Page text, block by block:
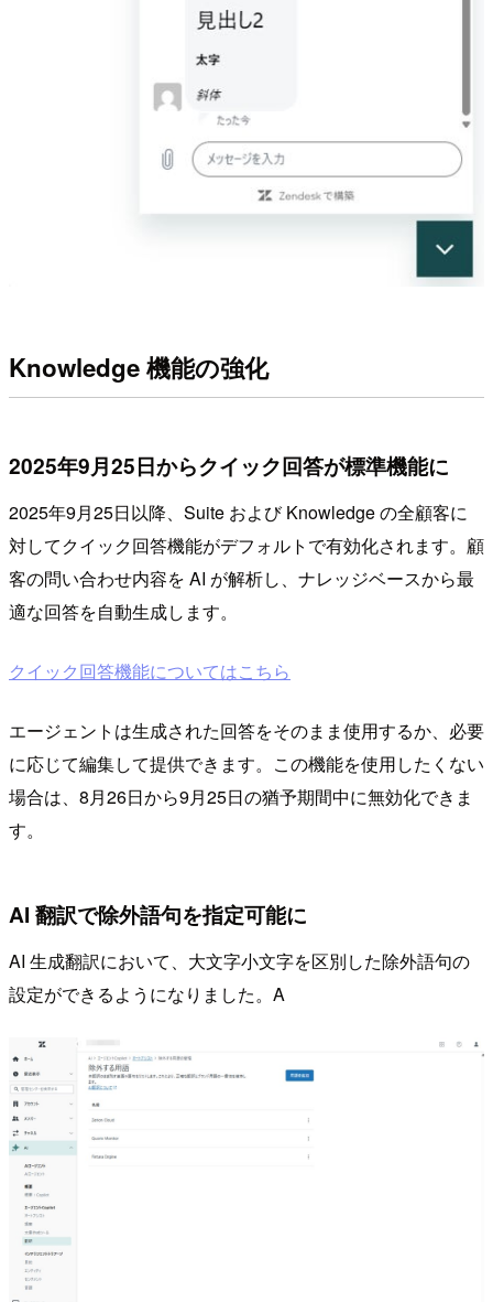
Knowledge 機能の強化
2025年9月25日からクイック回答が標準機能に
2025年9月25日以降、Suite および Knowledge の全顧客に
対してクイック回答機能がデフォルトで有効化されます。顧
客の問い合わせ内容を AI が解析し、ナレッジベースから最
適な回答を自動生成します。
クイック回答機能についてはこちら
エージェントは生成された回答をそのまま使用するか、必要
に応じて編集して提供できます。この機能を使用したくない
場合は、8月26日から9月25日の猶予期間中に無効化できま
す。
AI 翻訳で除外語句を指定可能に
AI 生成翻訳において、大文字小文字を区別した除外語句の
設定ができるようになりました。A